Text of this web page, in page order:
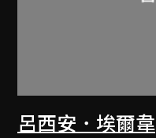
呂西安．埃爾韋